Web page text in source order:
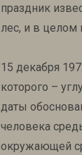
праздник
лес, и в целом
15 декабря
которого –
даты
человека
окружающей